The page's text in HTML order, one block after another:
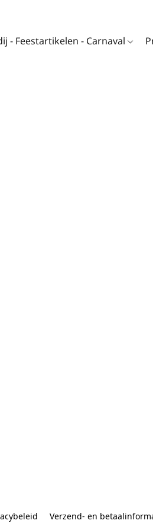
- Feestartikelen - Carnaval
Verzend- en